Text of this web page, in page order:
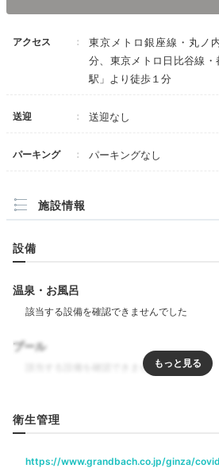
四季を感じられる
ウェルネスフードを
ディナーコース一例①
夕食は館内レストラン「ヴァルト
ューを提供。美味しさと栄養バラン
を、ソムリエ厳選のワインと共に優
アクセス
東京メトロ銀座線・丸ノ
分、東京メトロ日比谷線
駅」より徒歩１分
送迎 送迎なし
パーキング パーキングなし
施設情報
設備
温泉・お風呂
プール
飲食
衛生管理
https://www.grandbach.co.jp/ginza/